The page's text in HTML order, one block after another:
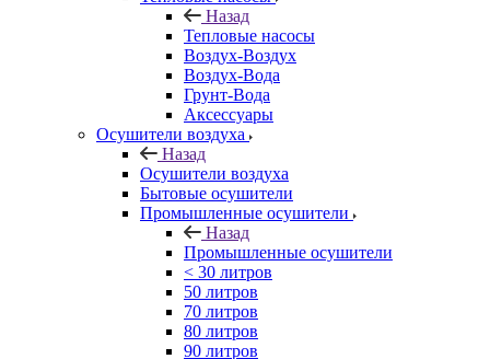
Назад
Тепловые насосы
Воздух-Воздух
Воздух-Вода
Грунт-Вода
Аксессуары
Осушители воздуха
Назад
Осушители воздуха
Бытовые осушители
Промышленные осушители
Назад
Промышленные осушители
< 30 литров
50 литров
70 литров
80 литров
90 литров